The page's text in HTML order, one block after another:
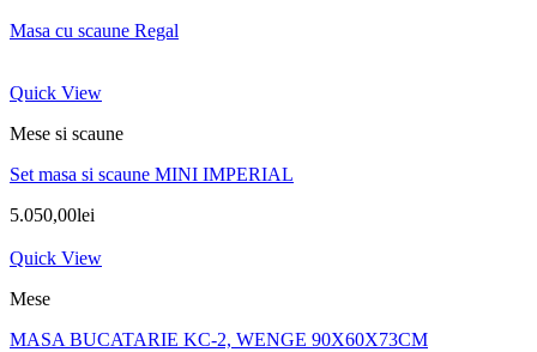
Masa cu scaune Regal
Quick View
Mese si scaune
Set masa si scaune MINI IMPERIAL
5.050,00lei
Quick View
Mese
MASA BUCATARIE KC-2, WENGE 90X60X73CM